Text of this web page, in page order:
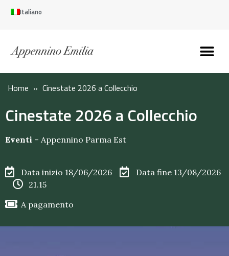
Italiano
Home » Cinestate 2026 a Collecchio
Cinestate 2026 a Collecchio
Eventi – Appennino Parma Est
Data inizio 18/06/2026
Data fine 13/08/2026
21.15
A pagamento